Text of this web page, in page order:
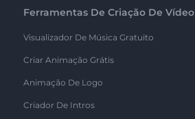
Ferramentas De Criação De Vídeo
Visualizador De Música Gratuito
Criar Animação Grátis
Animação De Logo
Criador De Intros